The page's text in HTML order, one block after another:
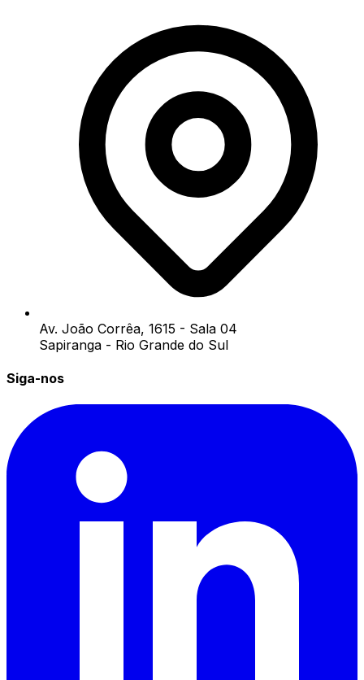
Av. João Corrêa, 1615 - Sala 04
Sapiranga - Rio Grande do Sul
Siga-nos